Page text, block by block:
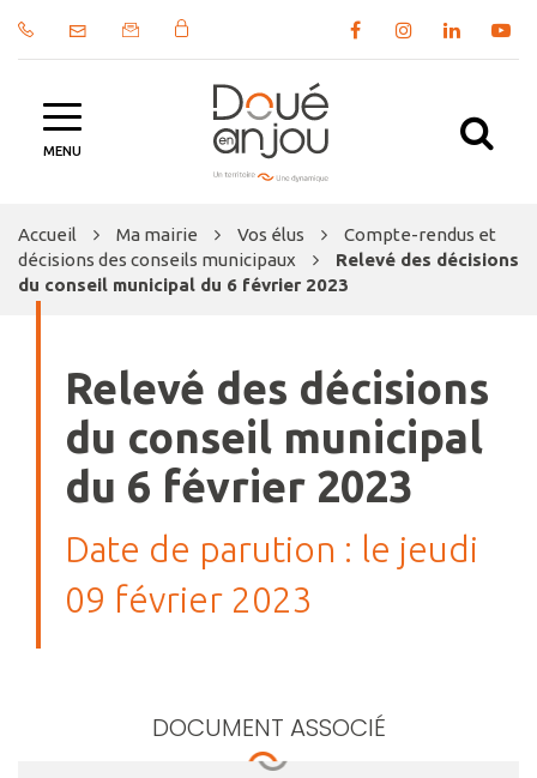
Lien
vers
Lien
vers
Instagram
Lien
vers
compte
Linkedin
Lien
vers
MENU
Accueil Ma mairie Vos élus
Compte-rendus et
décisions des conseils municipaux
Relevé des décisions
du conseil municipal du 6 février 2023
Relevé des décisions
du conseil municipal
du 6 février 2023
Date de parution : le jeudi
09 février 2023
DOCUMENT ASSOCIÉ